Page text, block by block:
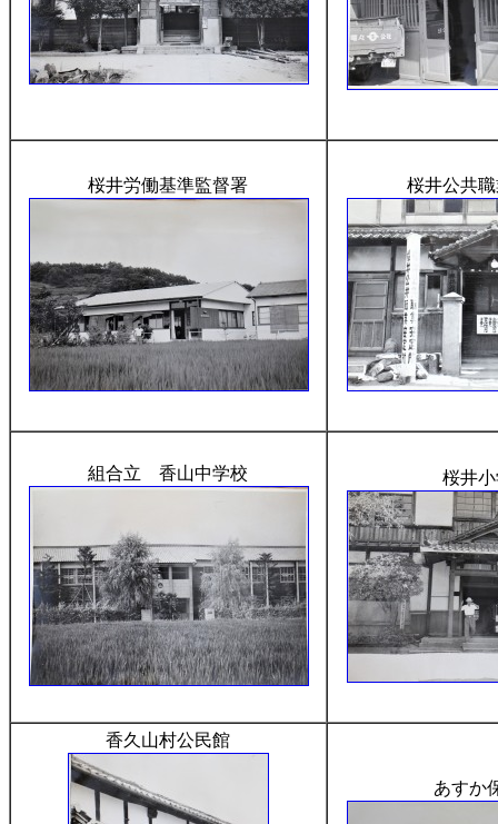
桜井労働基準監督署 桜井公共
組合立 香山中学校 桜井
香久山村公民館
あすか